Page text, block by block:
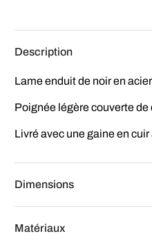
Description
Lame enduit de noir en
Poignée légère couverte de
Livré avec une gaine en cuir
Dimensions
Matériaux